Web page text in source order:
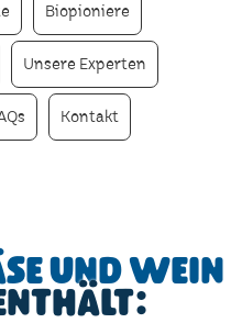
Biopioniere
Unsere Experten
Kontakt
und Wein